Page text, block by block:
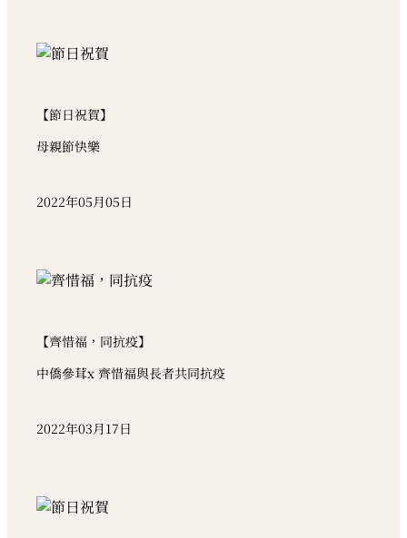
【節日祝賀】
母親節快樂
2022年05月05日
【齊惜福，同抗疫】
中僑參茸x 齊惜福與長者共同抗疫
2022年03月17日